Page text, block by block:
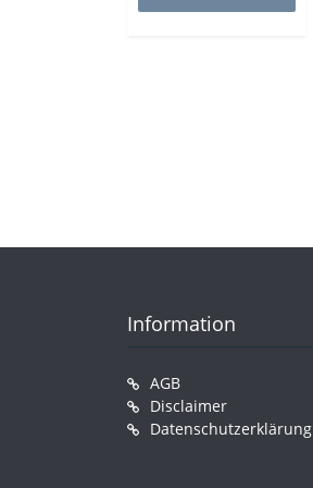
Information
AGB
Disclaimer
Datenschutzerklärung